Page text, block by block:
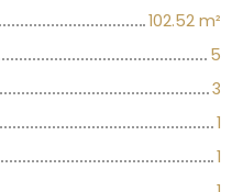
102.52 m²
5
3
1
1